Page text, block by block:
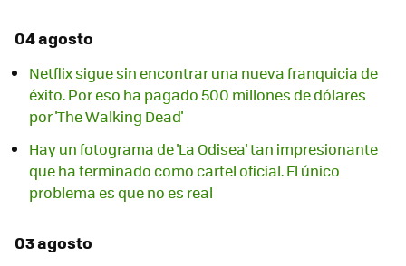
04 agosto
Netflix sigue sin encontrar una nueva franquicia de
éxito. Por eso ha pagado 500 millones de dólares
por 'The Walking Dead'
Hay un fotograma de 'La Odisea' tan impresionante
que ha terminado como cartel oficial. El único
problema es que no es real
03 agosto